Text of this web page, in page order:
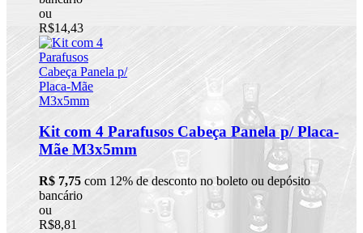
ou
R$14,43
Kit com 4 Parafusos Cabeça Panela p/ Placa-
Mãe M3x5mm
R$ 7,75 com 12% de desconto no boleto ou depósito
bancário
ou
R$8,81